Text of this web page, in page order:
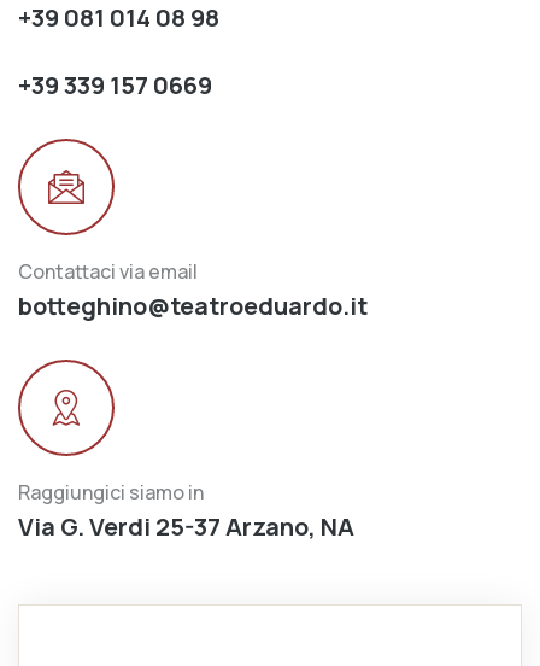
+39 081 014 08 98
+39 339 157 0669
Contattaci via email
botteghino@teatroeduardo.it
Raggiungici siamo in
Via G. Verdi 25-37 Arzano, NA